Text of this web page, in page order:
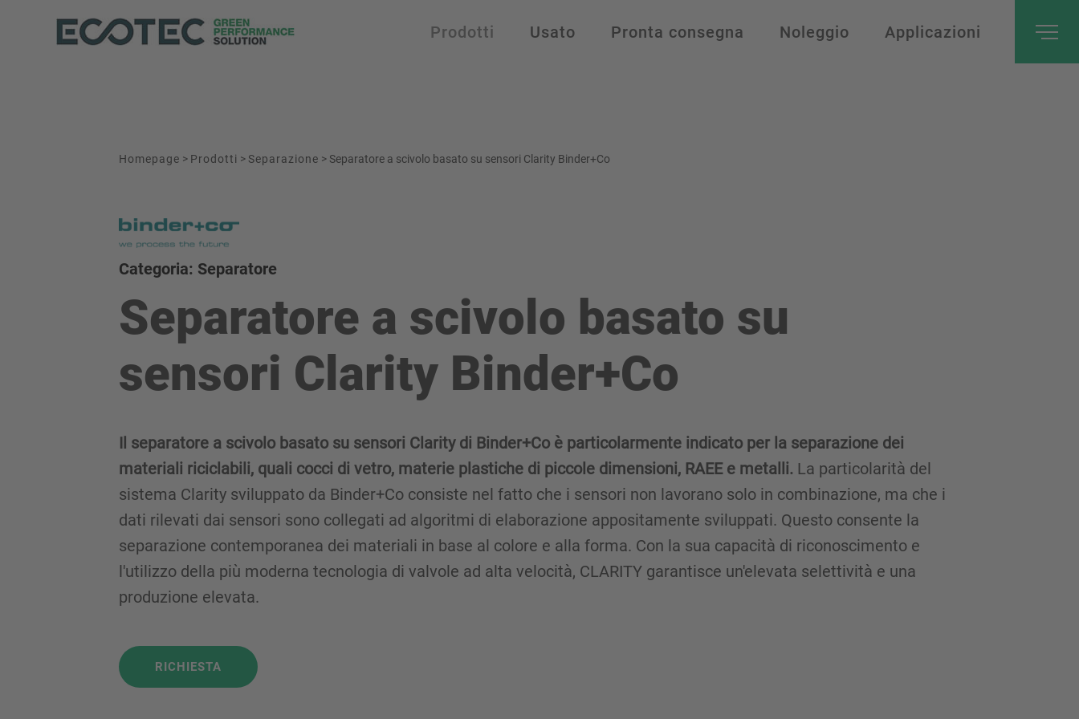
Prodotti Usato Pronta consegna Noleggio Applicazioni
Homepage > Prodotti > Separazione > Separatore a scivolo basato su sensori Clarity Binder+Co
Categoria: Separatore
Separatore a scivolo basato su
sensori Clarity Binder+Co
Il separatore a scivolo basato su sensori Clarity di Binder+Co è particolarmente indicato per la separazione dei
materiali riciclabili, quali cocci di vetro, materie plastiche di piccole dimensioni, RAEE e metalli. La particolarità del
sistema Clarity sviluppato da Binder+Co consiste nel fatto che i sensori non lavorano solo in combinazione, ma che i
dati rilevati dai sensori sono collegati ad algoritmi di elaborazione appositamente sviluppati. Questo consente la
separazione contemporanea dei materiali in base al colore e alla forma. Con la sua capacità di riconoscimento e
l'utilizzo della più moderna tecnologia di valvole ad alta velocità, CLARITY garantisce un'elevata selettività e una
produzione elevata.
RICHIESTA